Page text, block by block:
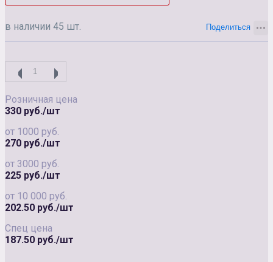
в наличии 45 шт.
Розничная цена
330 руб./шт
от 1000 руб.
270 руб./шт
от 3000 руб.
225 руб./шт
от 10 000 руб.
202.50 руб./шт
Спец цена
187.50 руб./шт